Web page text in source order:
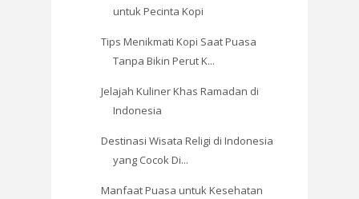
untuk Pecinta Kopi
Tips Menikmati Kopi Saat Puasa
Tanpa Bikin Perut K...
Jelajah Kuliner Khas Ramadan di
Indonesia
Destinasi Wisata Religi di Indonesia
yang Cocok Di...
Manfaat Puasa untuk Kesehatan